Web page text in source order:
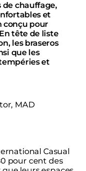
de chauffage,
et
pour
tête de liste
les braseros
que les
et
MAD
Casual
pour cent des